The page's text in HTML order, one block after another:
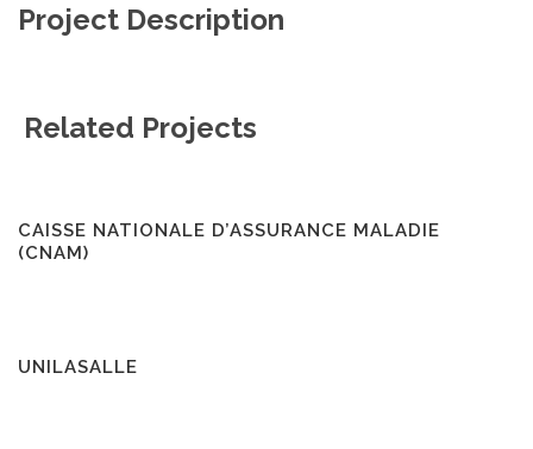
Project Description
Related Projects
CAISSE NATIONALE D’ASSURANCE MALADIE
(CNAM)
UNILASALLE